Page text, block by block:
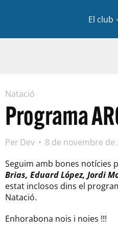
El club
Natació
Programa
Per Dev
8 de novembre de
Seguim amb bones notícies
Brias, Eduard López, Jordi
estat inclosos dins el
Natació.
Enhorabona nois i noies !!!